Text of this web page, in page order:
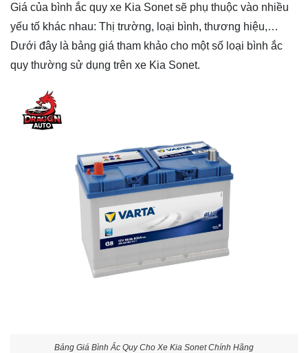
Giá của bình ắc quy xe Kia Sonet sẽ phụ thuộc vào nhiều
yếu tố khác nhau: Thị trường, loại bình, thương hiệu,…
Dưới đây là bảng giá tham khảo cho một số loại bình ắc
quy thường sử dụng trên xe Kia Sonet.
Bảng Giá Bình Ắc Quy Cho Xe Kia Sonet Chính Hãng